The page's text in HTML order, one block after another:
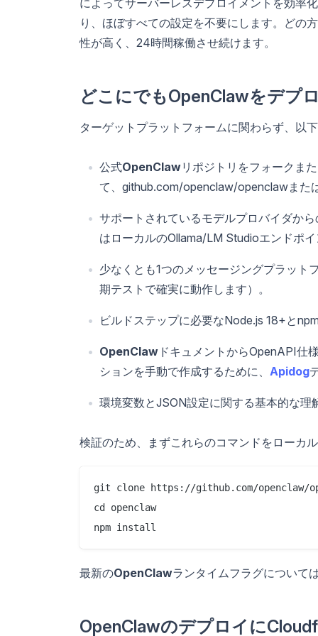
り、ほぼすべての設定を不要にします。どの
性が高く、24時間稼働させ続けます。
どこにでもOpenClawをデプ
ターゲットプラットフォームに関わらず、以
公式OpenClawリポジトリをフォークま
て、github.com/openclaw/openclawまた
サポートされているモデルプロバイダか
はローカルのOllama/LM Studioエンドポ
少なくとも1つのメッセージングプラット
期テストで確実に動作します）。
ビルドステップに必要なNode.js 18+と
OpenClaw ドキュメントからOpenAPI仕
ションを手動で作成するために、 Apidog
環境変数とJSON設定に関する基本的な理
検証のため、まずこれらのコマンドをローカ
git clone https://github.com/openclaw/
cd openclaw
最新のOpenClawランタイムフラグについて
OpenClawのデプロイに